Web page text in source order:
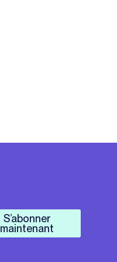
S’abonner
maintenant